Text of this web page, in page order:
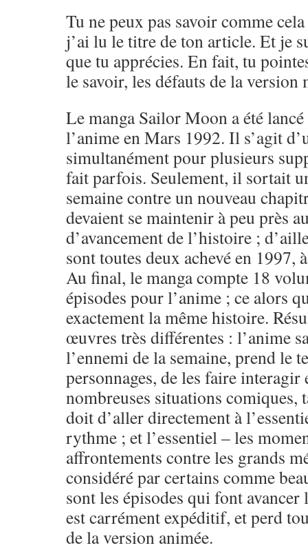
Tu ne peux pas savoir comme
j’ai lu le titre de ton article. Et je
que tu apprécies. En fait, tu
le savoir, les défauts de la
Le manga Sailor Moon a été
l’anime en Mars 1992. Il s’agit
simultanément pour plusieurs
fait parfois. Seulement, il sortait
semaine contre un nouveau
devaient se maintenir à peu près
d’avancement de l’histoire ;
sont toutes deux achevé en 1997,
Au final, le manga compte 18
épisodes pour l’anime ; ce alors
exactement la même histoire.
œuvres très différentes : l’anime
l’ennemi de la semaine, prend le
personnages, de les faire interagir
nombreuses situations comiques,
doit d’aller directement à
rythme ; et l’essentiel – les
affrontements contre les grands
considéré par certains comme
sont les épisodes qui font
est carrément expéditif, et perd
de la version animée.